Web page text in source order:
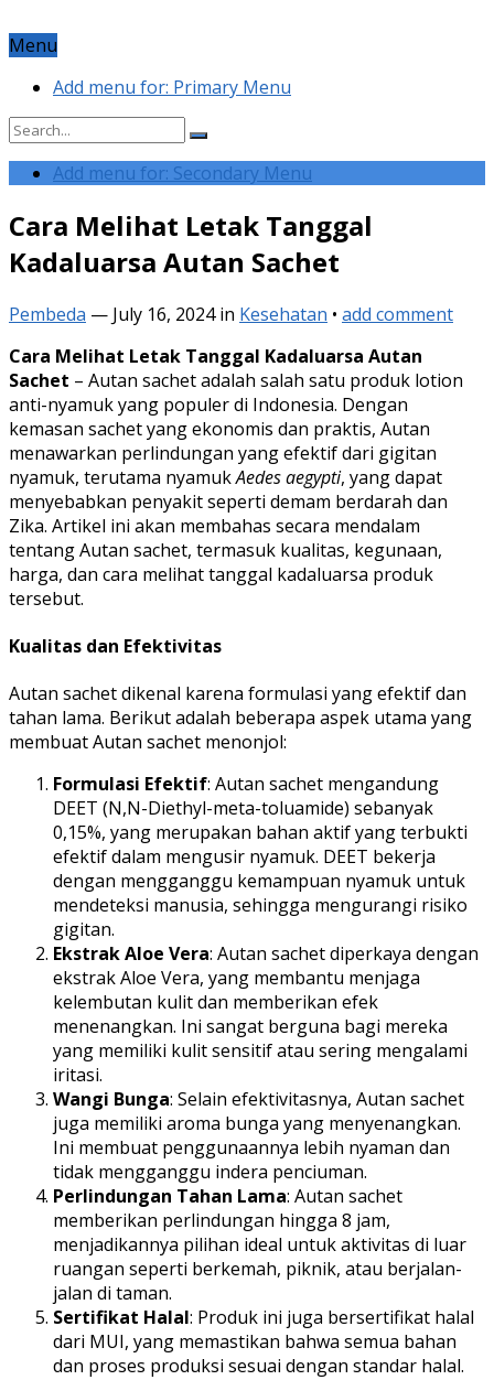
Menu
Add menu for: Primary Menu
Add menu for: Secondary Menu
Cara Melihat Letak Tanggal
Kadaluarsa Autan Sachet
Pembeda — July 16, 2024 in Kesehatan • add comment
Cara Melihat Letak Tanggal Kadaluarsa Autan
Sachet – Autan sachet adalah salah satu produk lotion
anti-nyamuk yang populer di Indonesia. Dengan
kemasan sachet yang ekonomis dan praktis, Autan
menawarkan perlindungan yang efektif dari gigitan
nyamuk, terutama nyamukAedes aegypti, yang dapat
menyebabkan penyakit seperti demam berdarah dan
Zika. Artikel ini akan membahas secara mendalam
tentang Autan sachet, termasuk kualitas, kegunaan,
harga, dan cara melihat tanggal kadaluarsa produk
tersebut.
Kualitas dan Efektivitas
Autan sachet dikenal karena formulasi yang efektif dan
tahan lama. Berikut adalah beberapa aspek utama yang
membuat Autan sachet menonjol:
Formulasi Efektif: Autan sachet mengandung
DEET (N,N-Diethyl-meta-toluamide) sebanyak
0,15%, yang merupakan bahan aktif yang terbukti
efektif dalam mengusir nyamuk. DEET bekerja
dengan mengganggu kemampuan nyamuk untuk
mendeteksi manusia, sehingga mengurangi risiko
gigitan.
Ekstrak Aloe Vera: Autan sachet diperkaya dengan
ekstrak Aloe Vera, yang membantu menjaga
kelembutan kulit dan memberikan efek
menenangkan. Ini sangat berguna bagi mereka
yang memiliki kulit sensitif atau sering mengalami
iritasi.
Wangi Bunga: Selain efektivitasnya, Autan sachet
juga memiliki aroma bunga yang menyenangkan.
Ini membuat penggunaannya lebih nyaman dan
tidak mengganggu indera penciuman.
Perlindungan Tahan Lama: Autan sachet
memberikan perlindungan hingga 8 jam,
menjadikannya pilihan ideal untuk aktivitas di luar
ruangan seperti berkemah, piknik, atau berjalan-
jalan di taman.
Sertifikat Halal: Produk ini juga bersertifikat halal
dari MUI, yang memastikan bahwa semua bahan
dan proses produksi sesuai dengan standar halal.